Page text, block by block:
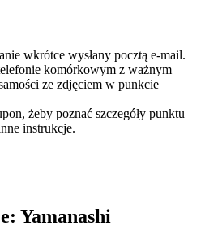
wkrótce wysłany pocztą e-mail.
komórkowym z ważnym
ze zdjęciem w punkcie
żeby poznać szczegóły punktu
instrukcje.
Yamanashi